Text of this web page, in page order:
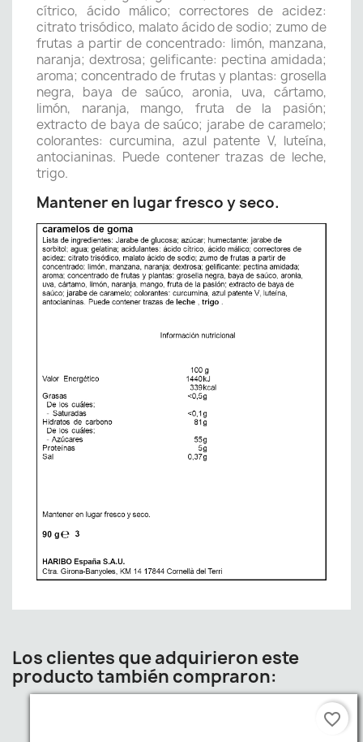
cítrico, ácido málico; correctores de acidez:
citrato trisódico, malato ácido de sodio; zumo de
frutas a partir de concentrado: limón, manzana,
naranja; dextrosa; gelificante: pectina amidada;
aroma; concentrado de frutas y plantas: grosella
negra, baya de saúco, aronia, uva, cártamo,
limón, naranja, mango, fruta de la pasión;
extracto de baya de saúco; jarabe de caramelo;
colorantes: curcumina, azul patente V, luteína,
antocianinas. Puede contener trazas de leche,
trigo.
Mantener en lugar fresco y seco.
Los clientes que adquirieron este
producto también compraron:
favorite_border